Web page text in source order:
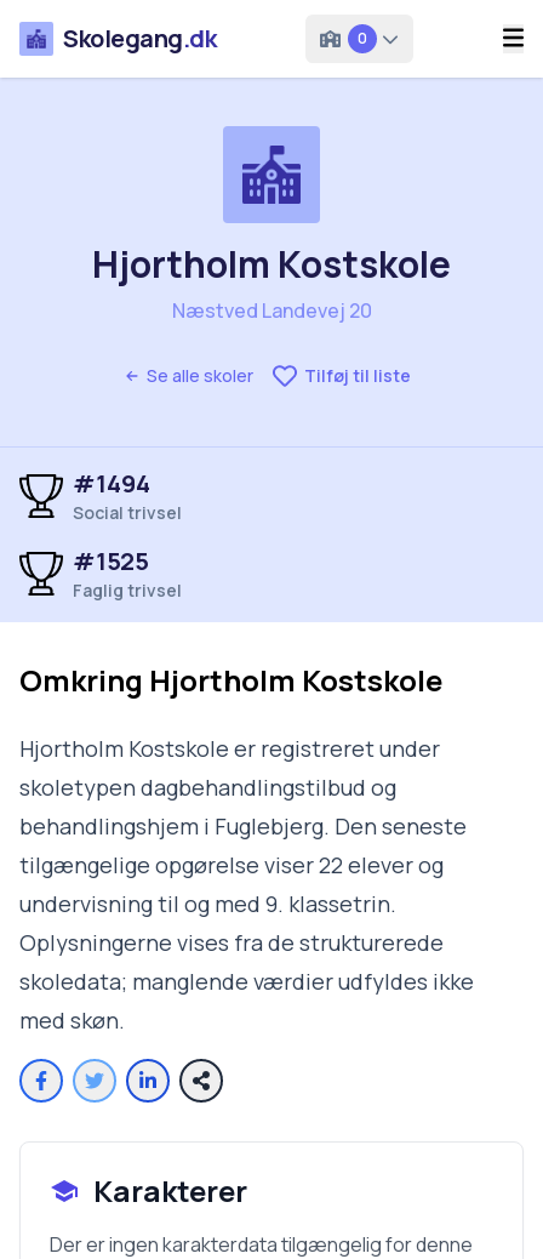
Skolegang.dk 0
Se alle skoler Tilføj til liste
Hjortholm Kostskole
Næstved Landevej 20
#1494
Social trivsel
#1525
Faglig trivsel
Omkring Hjortholm Kostskole
Hjortholm Kostskole er registreret under
skoletypen dagbehandlingstilbud og
behandlingshjem i Fuglebjerg. Den seneste
tilgængelige opgørelse viser 22 elever og
undervisning til og med 9. klassetrin.
Oplysningerne vises fra de strukturerede
skoledata; manglende værdier udfyldes ikke
med skøn.
Karakterer
Der er ingen karakterdata tilgængelig for denne